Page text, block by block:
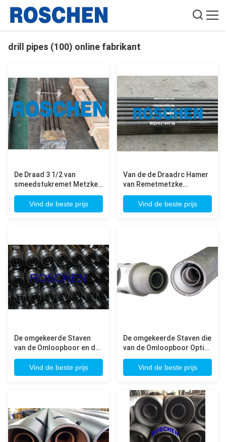
drill pipes (100) online fabrikant
De Draad 3 1/2 van
smeedstukremet Metzke
goed Boorpijp“ 4“
Vind de beste prijs
Van de de Draadrc Hamer
van Remetmetzke
Samengestelde de
Boorpijp van 3M
Vind de beste prijs
De omgekeerde Staven
van de Omloopboor en de
Boorpijp bestaan uit
Europees Verhard 4140
het
Vind de beste prijs
De omgekeerde Staven die
van de Omloopboor Opties
verzegelen keren de Pijp
van de Omloopboor 4 om
1/2 duim
Vind de beste prijs